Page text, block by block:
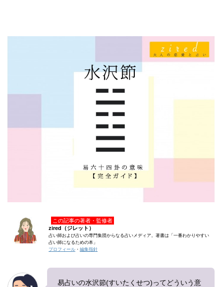
この記事の著者・監修者
zired（ジレット）
占い師および占いの専門集団からなる占いメディア。著書は「一番わかりやすい
占い師になるための本」
プロフィール ・ 編集指針
易占いの水沢節(すいたくせつ)ってどういう意